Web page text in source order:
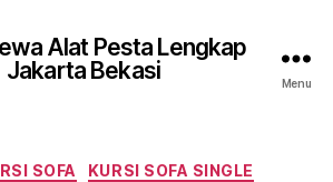
Alat Pesta Lengkap
Jakarta Bekasi
Menu
Categories
SOFA
KURSI SOFA SINGLE